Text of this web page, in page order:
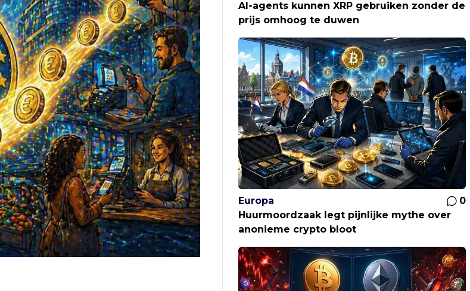
AI-agents kunnen XRP gebruiken zonder de
prijs omhoog te duwen
Europa
0
Huurmoordzaak legt pijnlijke mythe over
anonieme crypto bloot